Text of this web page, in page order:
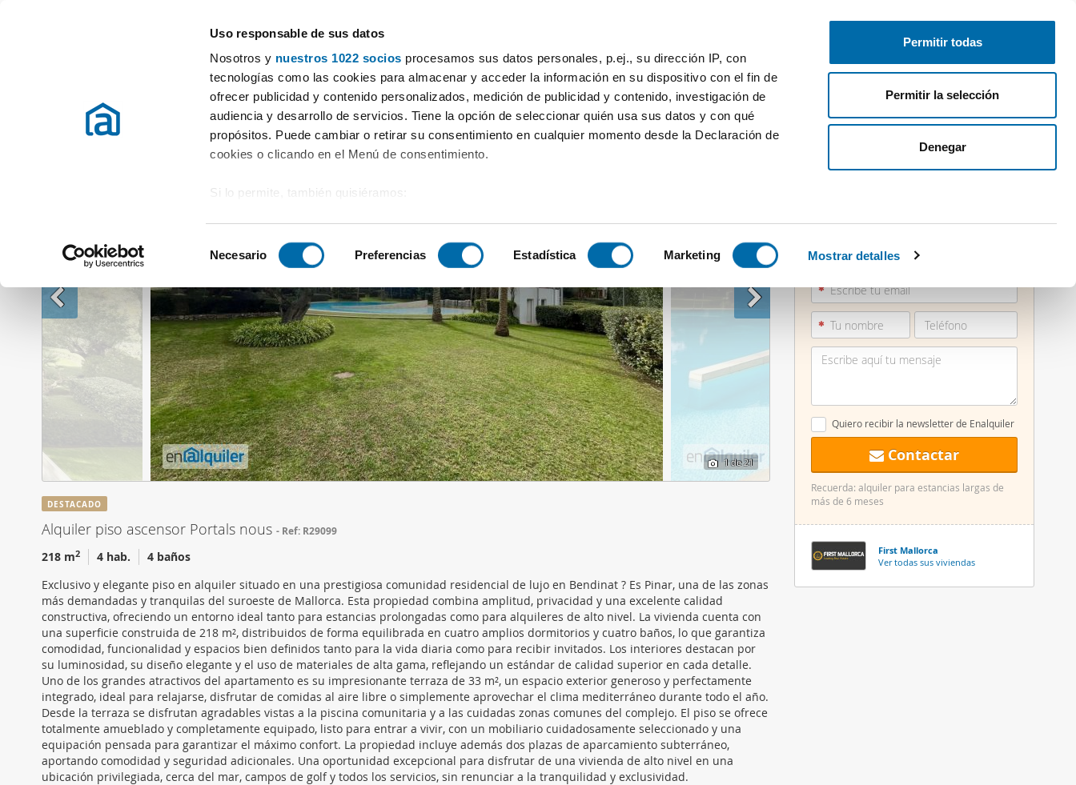
Uso responsable de sus datos
Nosotros y nuestros 1022 socios procesamos sus datos personales, p.ej., su dirección IP, con
tecnologías como las cookies para almacenar y acceder la información en su dispositivo con el fin de
ofrecer publicidad y contenido personalizados, medición de publicidad y contenido, investigación de
audiencia y desarrollo de servicios. Tiene la opción de seleccionar quién usa sus datos y con qué
propósitos. Puede cambiar o retirar su consentimiento en cualquier momento desde la Declaración de
cookies o clicando en el Menú de consentimiento.
Si lo permite, también quisiéramos:
Identificar su dispositivo analizándolo activamente para buscar características específicas (huellas
Obtenga más información sobre cómo se procesan sus datos personales y establezca sus
preferencias en lasección de datos. Puede cambiar o retirar su consentimiento en cualquier momento
en la Declaración de cookies.
Las cookies de este sitio web se usan para personalizar el contenido y los anuncios, ofrecer funciones
de redes sociales y analizar el tráfico. Además, compartimos información sobre el uso que haga del
sitio web con nuestros partners de redes sociales, publicidad y análisis web, quienes pueden
combinarla con otra información que les haya proporcionado o que hayan recopilado a partir del uso
que haya hecho de sus servicios.
e
c
c
i
ó
n
d
e
c
o
e
i
m
i
e
n
t
o
Necesario Preferencias Estadística Marketing Mostrar detalles
Permitir todas
Permitir la selección
Denegar
Publica gratis Inicia sesión
Alquiler Pisos Calvià Alquiler piso ascensor Portals nous
1de 21
871 21... Ver teléfono
Quiero recibir la newsletter de Enalquiler
Contactar
Recuerda: alquiler para estancias largas de
más de 6 meses
First Mallorca
Ver todas sus viviendas
DESTACADO
Alquiler piso ascensor Portals nous Ref: R29099
218 m2 4 hab.
4 baños
Exclusivo y elegante piso en alquiler situado en una prestigiosa comunidad residencial de lujo en Bendinat ? Es Pinar, una de las zonas
más demandadas y tranquilas del suroeste de Mallorca. Esta propiedad combina amplitud, privacidad y una excelente calidad
constructiva, ofreciendo un entorno ideal tanto para estancias prolongadas como para alquileres de alto nivel. La vivienda cuenta con
una superficie construida de 218 m², distribuidos de forma equilibrada en cuatro amplios dormitorios y cuatro baños, lo que garantiza
comodidad, funcionalidad y espacios bien definidos tanto para la vida diaria como para recibir invitados. Los interiores destacan por
su luminosidad, su diseño elegante y el uso de materiales de alta gama, reflejando un estándar de calidad superior en cada detalle.
Uno de los grandes atractivos del apartamento es su impresionante terraza de 33 m², un espacio exterior generoso y perfectamente
integrado, ideal para relajarse, disfrutar de comidas al aire libre o simplemente aprovechar el clima mediterráneo durante todo el año.
Desde la terraza se disfrutan agradables vistas a la piscina comunitaria y a las cuidadas zonas comunes del complejo. El piso se ofrece
totalmente amueblado y completamente equipado, listo para entrar a vivir, con un mobiliario cuidadosamente seleccionado y una
equipación pensada para garantizar el máximo confort. La propiedad incluye además dos plazas de aparcamiento subterráneo,
aportando comodidad y seguridad adicionales. Una oportunidad excepcional para disfrutar de una vivienda de alto nivel en una
ubicación privilegiada, cerca del mar, campos de golf y todos los servicios, sin renunciar a la tranquilidad y exclusividad.